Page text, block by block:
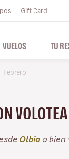
Gift Card
VUELOS TU
Febrero
Olbia o bien